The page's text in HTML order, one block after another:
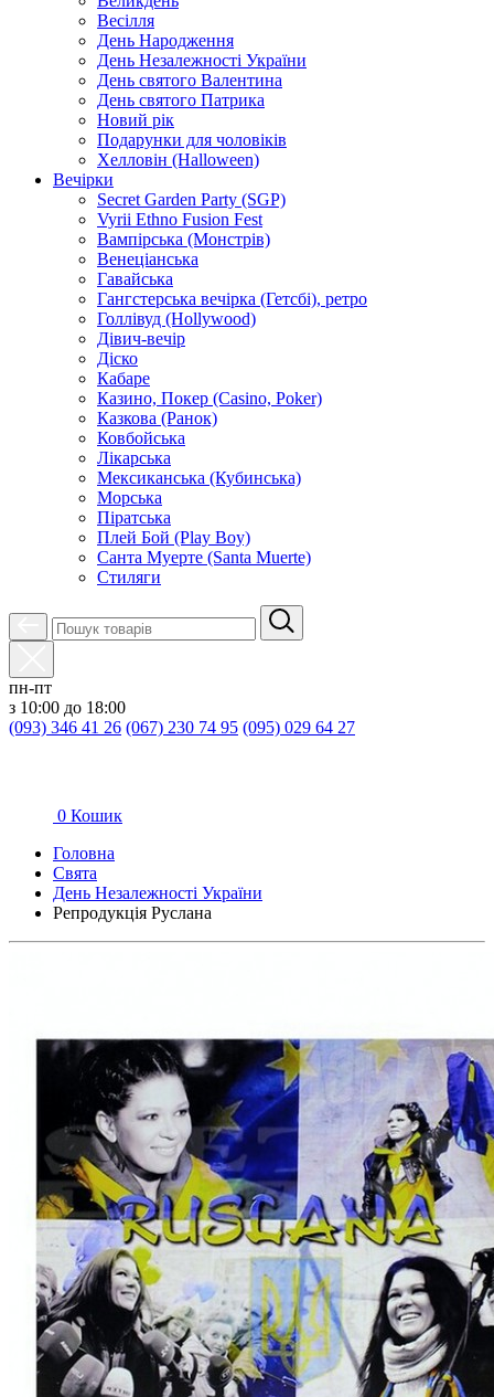
Весілля
День Народження
День Незалежності України
День святого Валентина
День святого Патрика
Новий рік
Подарунки для чоловіків
Хелловін (Halloween)
Вечірки
Secret Garden Party (SGP)
Vyrii Ethno Fusion Fest
Вампірська (Монстрів)
Венеціанська
Гавайська
Гангстерська вечірка (Гетсбі), ретро
Голлівуд (Hollywood)
Дівич-вечір
Діско
Кабаре
Казино, Покер (Casino, Poker)
Казкова (Ранок)
Ковбойська
Лікарська
Мексиканська (Кубинська)
Морська
Піратська
Плей Бой (Play Boy)
Санта Муерте (Santa Muerte)
Стиляги
пн-пт
з 10:00 до 18:00
(093) 346 41 26 (067) 230 74 95 (095) 029 64 27
0 Кошик
Головна
Свята
День Незалежності України
Репродукція Руслана